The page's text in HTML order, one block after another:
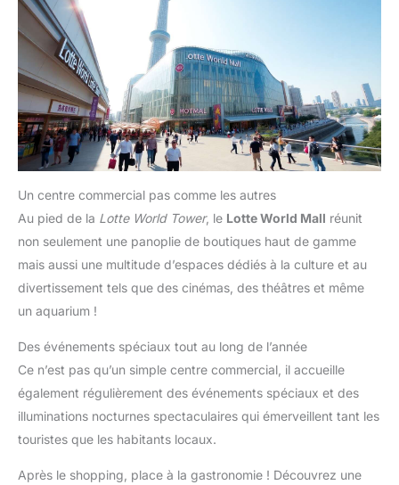
Un centre commercial pas comme les autres
Au pied de la Lotte World Tower, le Lotte World Mall réunit
non seulement une panoplie de boutiques haut de gamme
mais aussi une multitude d’espaces dédiés à la culture et au
divertissement tels que des cinémas, des théâtres et même
un aquarium !
Des événements spéciaux tout au long de l’année
Ce n’est pas qu’un simple centre commercial, il accueille
également régulièrement des événements spéciaux et des
illuminations nocturnes spectaculaires qui émerveillent tant les
touristes que les habitants locaux.
Après le shopping, place à la gastronomie ! Découvrez une